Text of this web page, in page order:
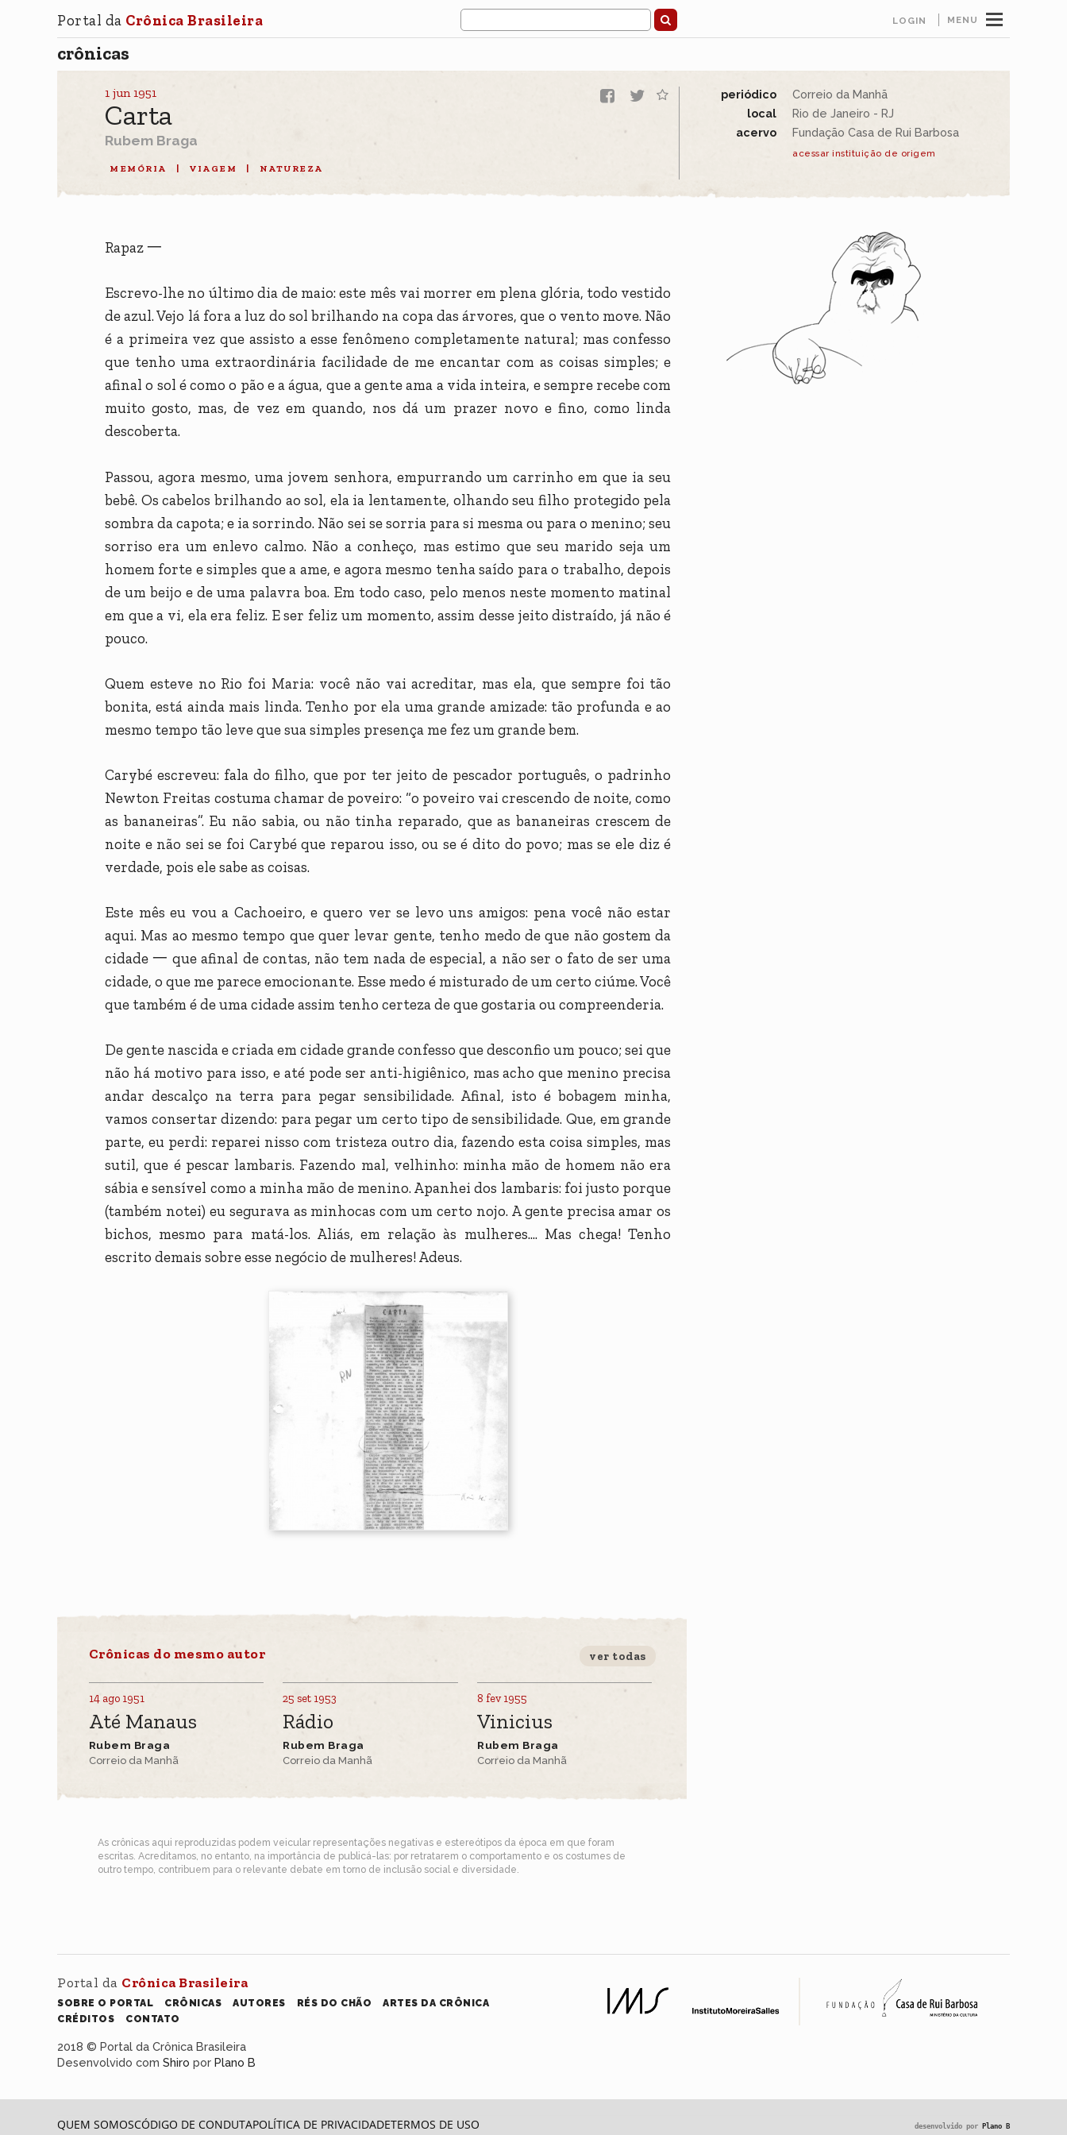
MENU
Portal da Crônica Brasileira LOGIN
crônicas
1 jun 1951
Carta
Rubem Braga
MEMÓRIA VIAGEM NATUREZA
periódico
Correio da Manhã
local
Rio de Janeiro - RJ
acervo
Fundação Casa de Rui Barbosa
acessar instituição de origem
Rapaz 一
Escrevo-lhe no último dia de maio: este mês vai morrer em plena glória, todo vestido
de azul. Vejo lá fora a luz do sol brilhando na copa das árvores, que o vento move. Não
é a primeira vez que assisto a esse fenômeno completamente natural; mas confesso
que tenho uma extraordinária facilidade de me encantar com as coisas simples; e
afinal o sol é como o pão e a água, que a gente ama a vida inteira, e sempre recebe com
muito gosto, mas, de vez em quando, nos dá um prazer novo e fino, como linda
descoberta.
Passou, agora mesmo, uma jovem senhora, empurrando um carrinho em que ia seu
bebê. Os cabelos brilhando ao sol, ela ia lentamente, olhando seu filho protegido pela
sombra da capota; e ia sorrindo. Não sei se sorria para si mesma ou para o menino; seu
sorriso era um enlevo calmo. Não a conheço, mas estimo que seu marido seja um
homem forte e simples que a ame, e agora mesmo tenha saído para o trabalho, depois
de um beijo e de uma palavra boa. Em todo caso, pelo menos neste momento matinal
em que a vi, ela era feliz. E ser feliz um momento, assim desse jeito distraído, já não é
pouco.
Quem esteve no Rio foi Maria: você não vai acreditar, mas ela, que sempre foi tão
bonita, está ainda mais linda. Tenho por ela uma grande amizade: tão profunda e ao
mesmo tempo tão leve que sua simples presença me fez um grande bem.
Carybé escreveu: fala do filho, que por ter jeito de pescador português, o padrinho
Newton Freitas costuma chamar de poveiro: “o poveiro vai crescendo de noite, como
as bananeiras”. Eu não sabia, ou não tinha reparado, que as bananeiras crescem de
noite e não sei se foi Carybé que reparou isso, ou se é dito do povo; mas se ele diz é
verdade, pois ele sabe as coisas.
Este mês eu vou a Cachoeiro, e quero ver se levo uns amigos: pena você não estar
aqui. Mas ao mesmo tempo que quer levar gente, tenho medo de que não gostem da
cidade 一 que afinal de contas, não tem nada de especial, a não ser o fato de ser uma
cidade, o que me parece emocionante. Esse medo é misturado de um certo ciúme. Você
que também é de uma cidade assim tenho certeza de que gostaria ou compreenderia.
De gente nascida e criada em cidade grande confesso que desconfio um pouco; sei que
não há motivo para isso, e até pode ser anti-higiênico, mas acho que menino precisa
andar descalço na terra para pegar sensibilidade. Afinal, isto é bobagem minha,
vamos consertar dizendo: para pegar um certo tipo de sensibilidade. Que, em grande
parte, eu perdi: reparei nisso com tristeza outro dia, fazendo esta coisa simples, mas
sutil, que é pescar lambaris. Fazendo mal, velhinho: minha mão de homem não era
sábia e sensível como a minha mão de menino. Apanhei dos lambaris: foi justo porque
(também notei) eu segurava as minhocas com um certo nojo. A gente precisa amar os
bichos, mesmo para matá-los. Aliás, em relação às mulheres.... Mas chega! Tenho
escrito demais sobre esse negócio de mulheres! Adeus.
Crônicas do mesmo autor ver todas
14 ago 1951
Até Manaus
Rubem Braga
Correio da Manhã
25 set 1953
Rádio
Rubem Braga
Correio da Manhã
8 fev 1955
Vinicius
Rubem Braga
Correio da Manhã
As crônicas aqui reproduzidas podem veicular representações negativas e estereótipos da época em que foram
escritas. Acreditamos, no entanto, na importância de publicá-las: por retratarem o comportamento e os costumes de
outro tempo, contribuem para o relevante debate em torno de inclusão social e diversidade.
Portal da Crônica Brasileira
SOBRE O PORTAL CRÔNICAS AUTORES RÉS DO CHÃO
ARTES DA CRÔNICA
CRÉDITOS
CONTATO
2018 © Portal da Crônica Brasileira
Desenvolvido com Shiro por Plano B
QUEM SOMOSCÓDIGO DE CONDUTAPOLÍTICA DE PRIVACIDADETERMOS DE USO desenvolvido por Plano B